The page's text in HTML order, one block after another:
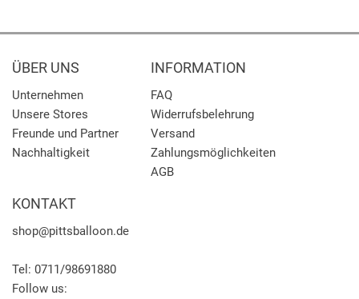
ÜBER UNS
Unternehmen
Unsere Stores
Freunde und Partner
Nachhaltigkeit
INFORMATION
FAQ
Widerrufsbelehrung
Versand
Zahlungsmöglichkeiten
AGB
KONTAKT
shop@pittsballoon.de
Tel: 0711/98691880
Follow us: